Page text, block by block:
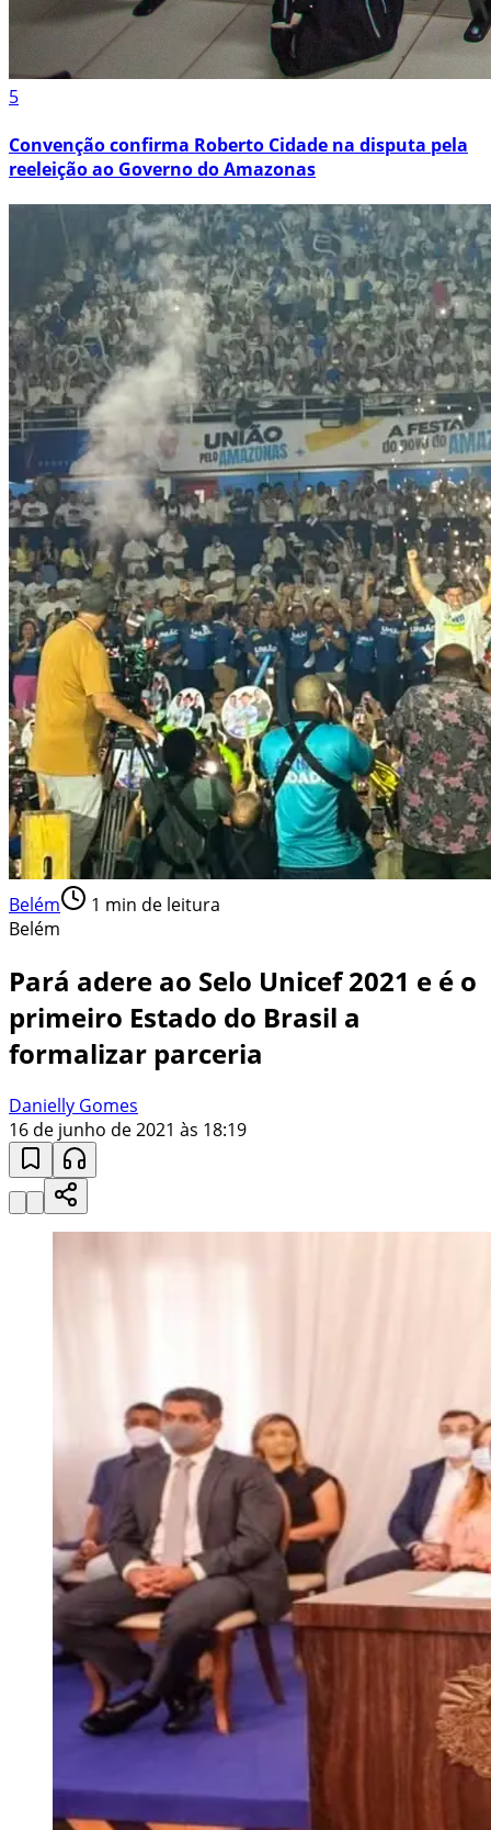
5
Convenção confirma Roberto Cidade na disputa pela
reeleição ao Governo do Amazonas
Belém 1 min de leitura
Belém
Pará adere ao Selo Unicef 2021 e é o
primeiro Estado do Brasil a
formalizar parceria
Danielly Gomes
16 de junho de 2021 às 18:19